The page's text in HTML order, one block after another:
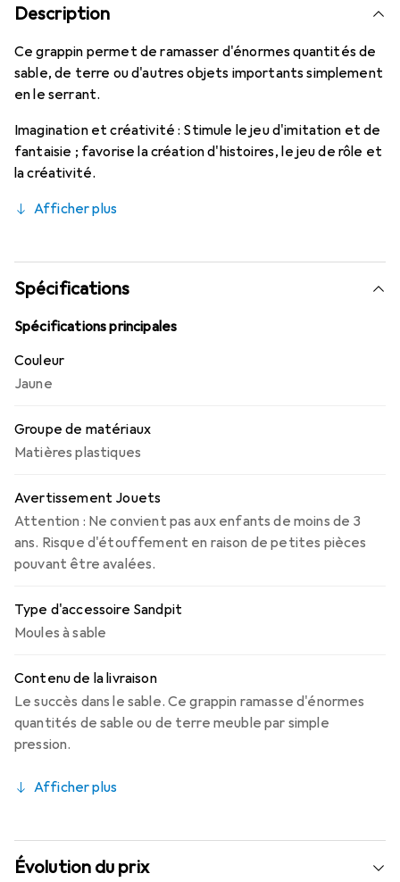
Description
Ce grappin permet de ramasser d'énormes quantités de
sable, de terre ou d'autres objets importants simplement
en le serrant.
Imagination et créativité : Stimule le jeu d'imitation et de
fantaisie ; favorise la création d'histoires, le jeu de rôle et
la créativité.
Afficher plus
Spécifications
Spécifications principales
Couleur
Jaune
Groupe de matériaux
Matières plastiques
Avertissement Jouets
Attention : Ne convient pas aux enfants de moins de 3
ans. Risque d'étouffement en raison de petites pièces
pouvant être avalées.
Type d'accessoire Sandpit
Moules à sable
Contenu de la livraison
Le succès dans le sable. Ce grappin ramasse d'énormes
quantités de sable ou de terre meuble par simple
pression.
Afficher plus
Évolution du prix